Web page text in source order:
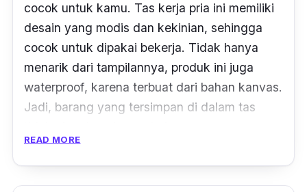
cocok untuk kamu. Tas kerja pria ini memiliki
desain yang modis dan kekinian, sehingga
cocok untuk dipakai bekerja. Tidak hanya
menarik dari tampilannya, produk ini juga
waterproof, karena terbuat dari bahan kanvas.
Jadi, barang yang tersimpan di dalam tas
READ MORE